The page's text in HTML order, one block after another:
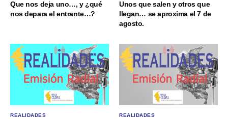
Que nos deja uno…, y ¿qué
nos depara el entrante…?
Unos que salen y otros que
llegan… se aproxima el 7 de
agosto.
REALIDADES REALIDADES